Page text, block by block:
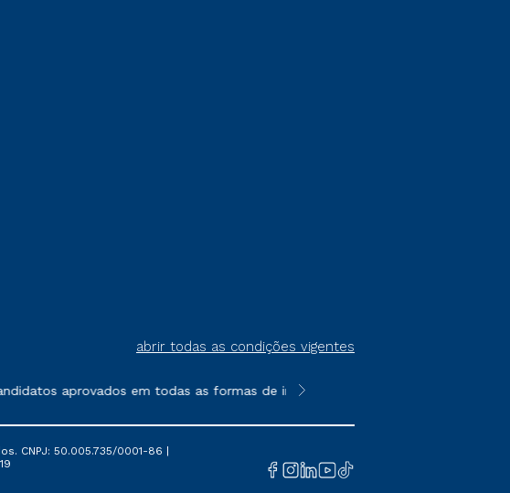
abrir todas as condições vigentes
aprovados em todas as formas de ingresso, exceto na prova on-line
**Semipresencial é um formato do
CNPJ: 50.005.735/0001-86 |